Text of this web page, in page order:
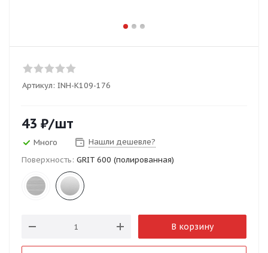
Артикул: INH-K109-176
43 ₽/шт
Много
Нашли дешевле?
Поверхность: GRIT 600 (полированная)
В корзину